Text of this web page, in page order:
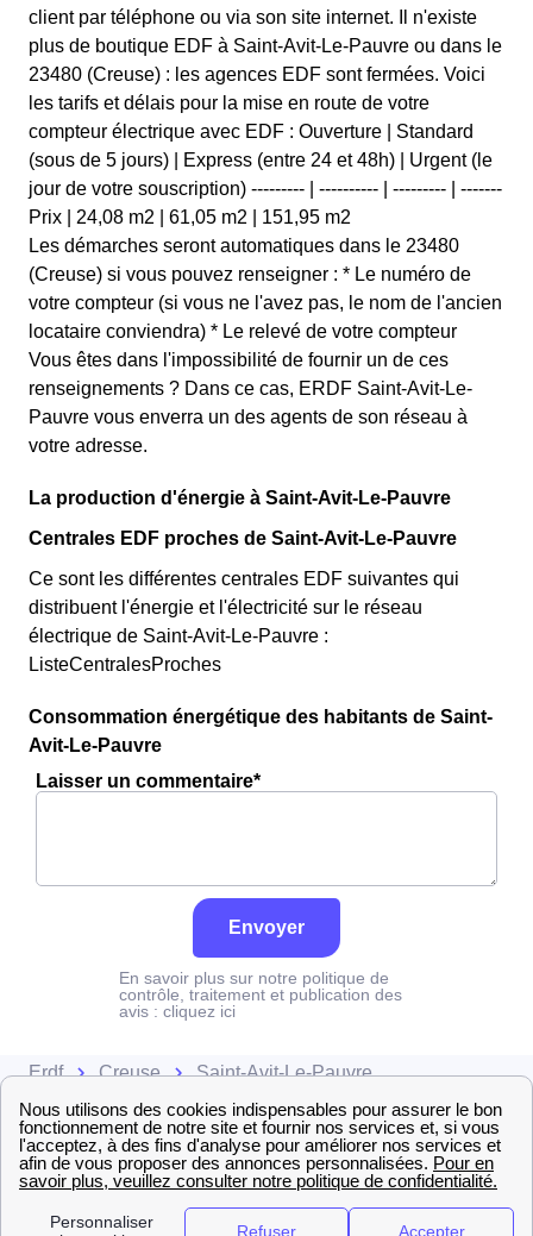
client par téléphone ou via son site internet. Il n'existe
plus de boutique EDF à Saint-Avit-Le-Pauvre ou dans le
23480 (Creuse) : les agences EDF sont fermées. Voici
les tarifs et délais pour la mise en route de votre
compteur électrique avec EDF : Ouverture | Standard
(sous de 5 jours) | Express (entre 24 et 48h) | Urgent (le
jour de votre souscription) --------- | ---------- | --------- | -------
Prix | 24,08 m2 | 61,05 m2 | 151,95 m2
Les démarches seront automatiques dans le 23480
(Creuse) si vous pouvez renseigner : * Le numéro de
votre compteur (si vous ne l'avez pas, le nom de l'ancien
locataire conviendra) * Le relevé de votre compteur
Vous êtes dans l'impossibilité de fournir un de ces
renseignements ? Dans ce cas, ERDF Saint-Avit-Le-
Pauvre vous enverra un des agents de son réseau à
votre adresse.
La production d'énergie à Saint-Avit-Le-Pauvre
Centrales EDF proches de Saint-Avit-Le-Pauvre
Ce sont les différentes centrales EDF suivantes qui
distribuent l'énergie et l'électricité sur le réseau
électrique de Saint-Avit-Le-Pauvre :
ListeCentralesProches
Consommation énergétique des habitants de Saint-
Avit-Le-Pauvre
Laisser un commentaire*
Envoyer
En savoir plus sur notre politique de
contrôle, traitement et publication des
avis : cliquez ici
Erdf Creuse Saint-Avit-Le-Pauvre